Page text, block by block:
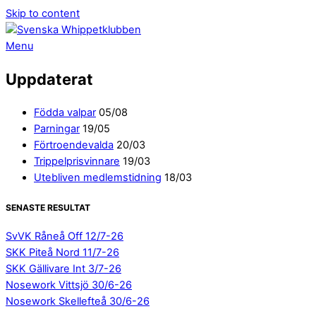
Skip to content
Menu
Uppdaterat
Födda valpar 05/08
Parningar 19/05
Förtroendevalda 20/03
Trippelprisvinnare 19/03
Utebliven medlemstidning 18/03
SENASTE RESULTAT
SvVK Råneå Off 12/7-26
SKK Piteå Nord 11/7-26
SKK Gällivare Int 3/7-26
Nosework Vittsjö 30/6-26
Nosework Skellefteå 30/6-26